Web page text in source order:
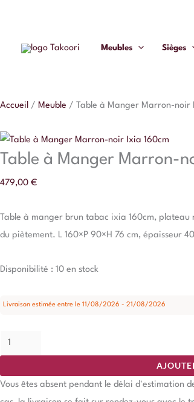
contenu
Meubles Sièges
Accueil / Meuble / Table à Manger Marron-noir
Table à Manger Marron-
479,00 €
Table à manger brun tabac ixia 160cm,
du piètement. L 160×P 90×H 76 cm, épaisseur
Disponibilité : 10 en stock
Livraison estimée entre le 11/08/2026 - 21/08/2026
Ixia
Vous êtes absent pendant le délai d'estimation